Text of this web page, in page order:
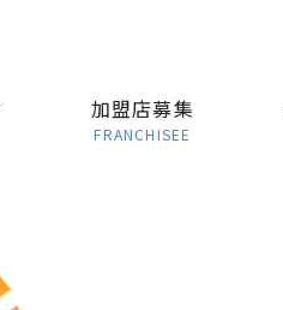
加盟店募集
FRANCHISEE